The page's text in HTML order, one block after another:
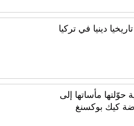
حوّلتها مأساتها إلى
كيك بوكسنغ